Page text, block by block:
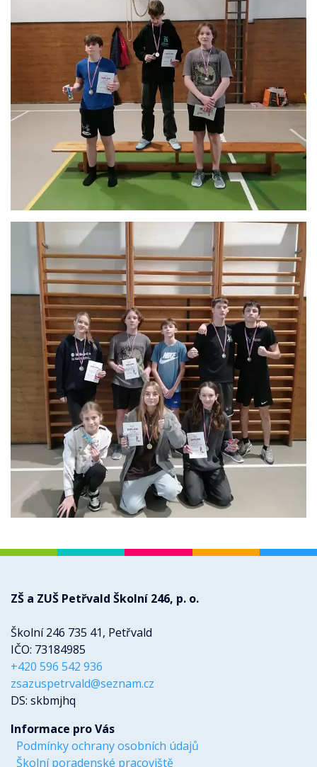
ZŠ a ZUŠ Petřvald Školní 246, p. o.
Školní 246 735 41, Petřvald
IČO: 73184985
+420 596 542 936
zsazuspetrvald@seznam.cz
DS: skbmjhq
Informace pro Vás
Podmínky ochrany osobních údajů
Školní poradenské pracoviště